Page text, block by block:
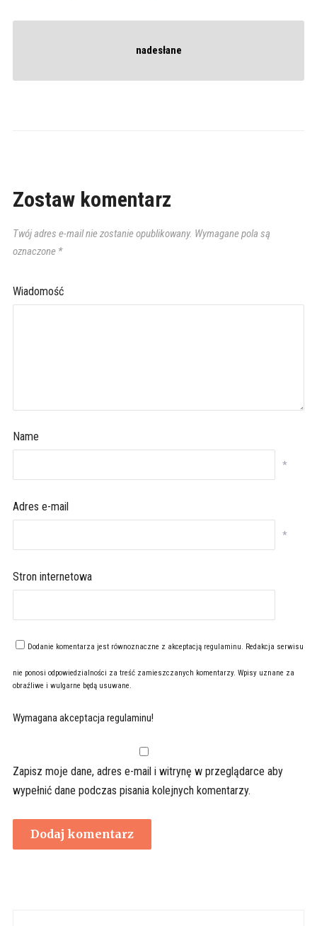
nadesłane
Zostaw komentarz
Twój adres e-mail nie zostanie opublikowany. Wymagane pola są
oznaczone *
Wiadomość
Name
*
Adres e-mail
*
Stron internetowa
Dodanie komentarza jest równoznaczne z akceptacją regulaminu. Redakcja serwisu
nie ponosi odpowiedzialności za treść zamieszczanych komentarzy. Wpisy uznane za
obraźliwe i wulgarne będą usuwane.
Wymagana akceptacja regulaminu!
Zapisz moje dane, adres e-mail i witrynę w przeglądarce aby
wypełnić dane podczas pisania kolejnych komentarzy.